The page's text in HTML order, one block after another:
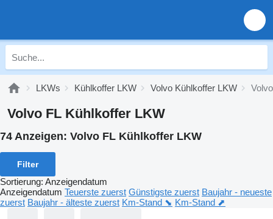
LKWs Kühlkoffer LKW Volvo Kühlkoffer LKW
Volvo FL Kühlkoffer LKW
74 Anzeigen: Volvo FL Kühlkoffer LKW
Filter
Sortierung: Anzeigendatum
Anzeigendatum Teuerste zuerst Günstigste zuerst Baujahr - neueste
zuerst Baujahr - älteste zuerst Km-Stand ⬊ Km-Stand ⬈